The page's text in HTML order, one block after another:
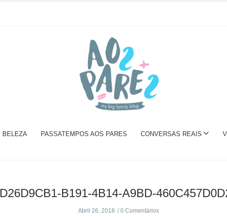
BELEZA PASSATEMPOS AOS PARES CONVERSAS REAIS
D26D9CB1-B191-4B14-A9BD-
Abril 26, 2018 0 Comentários